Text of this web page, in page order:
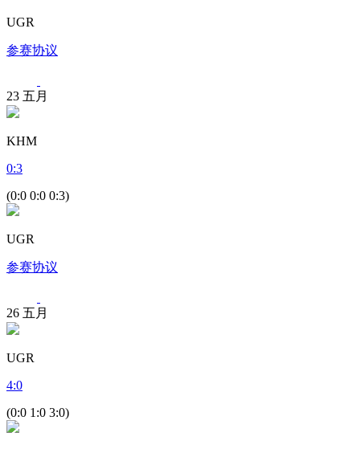
UGR
参赛协议
23 五月
KHM
0:3
(0:0 0:0 0:3)
UGR
参赛协议
26 五月
UGR
4:0
(0:0 1:0 3:0)